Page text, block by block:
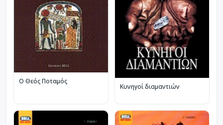
Ο Θεός Ποταμός
Κυνηγοί διαμαντιών